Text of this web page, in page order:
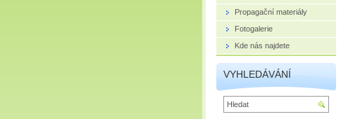
Propagační materiály
Fotogalerie
Kde nás najdete
VYHLEDÁVÁNÍ